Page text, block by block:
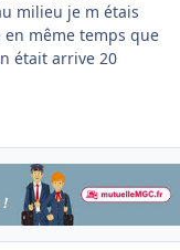
milieu je m étais
même temps que
était arrive 20